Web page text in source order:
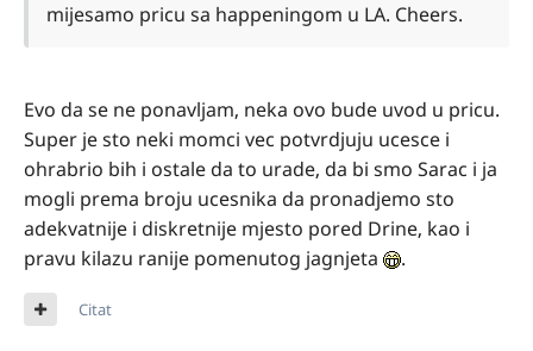
mijesamo pricu sa happeningom u LA. Cheers.
Evo da se ne ponavljam, neka ovo bude uvod u pricu.
Super je sto neki momci vec potvrdjuju ucesce i
ohrabrio bih i ostale da to urade, da bi smo Sarac i ja
mogli prema broju ucesnika da pronadjemo sto
adekvatnije i diskretnije mjesto pored Drine, kao i
pravu kilazu ranije pomenutog jagnjeta
.
Citat